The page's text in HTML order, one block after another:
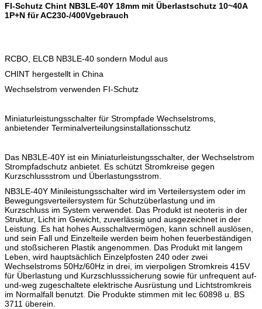
FI-Schutz Chint NB3LE-40Y 18mm mit Überlastschutz 10~40A
1P+N für AC230-/400Vgebrauch
RCBO, ELCB NB3LE-40 sondern Modul aus
CHINT hergestellt in China
Wechselstrom verwenden FI-Schutz
Miniaturleistungsschalter für Strompfade Wechselstroms,
anbietender Terminalverteilungsinstallationsschutz
Das NB3LE-40Y ist ein Miniaturleistungsschalter, der Wechselstrom
Strompfadschutz anbietet. Es schützt Stromkreise gegen
Kurzschlussstrom und Überlastungsstrom.
NB3LE-40Y Minileistungsschalter wird im Verteilersystem oder im
Bewegungsverteilersystem für Schutzüberlastung und im
Kurzschluss im System verwendet. Das Produkt ist neoteris in der
Struktur, Licht im Gewicht, zuverlässig und ausgezeichnet in der
Leistung. Es hat hohes Ausschaltvermögen, kann schnell auslösen,
und sein Fall und Einzelteile werden beim hohen feuerbeständigen
und stoßsicheren Plastik angenommen. Das Produkt mit langem
Leben, wird hauptsächlich Einzelpfosten 240 oder zwei
Wechselstroms 50Hz/60Hz in drei, im vierpoligen Stromkreis 415V
für Überlastung und Kurzschlusssicherung sowie für unfrequent auf-
und-weg zugeschaltete elektrische Ausrüstung und Lichtstromkreis
im Normalfall benutzt. Die Produkte stimmen mit Iec 60898 u. BS
3711 überein.